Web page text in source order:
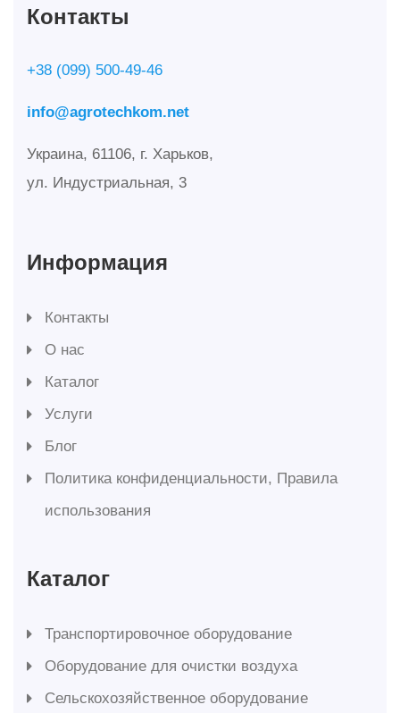
Контакты
+38 (099) 500-49-46
info@agrotechkom.net
Украина, 61106, г. Харьков,
ул. Индустриальная, 3
Информация
Контакты
О нас
Каталог
Услуги
Блог
Политика конфиденциальности, Правила
использования
Каталог
Транспортировочное оборудование
Оборудование для очистки воздуха
Сельскохозяйственное оборудование